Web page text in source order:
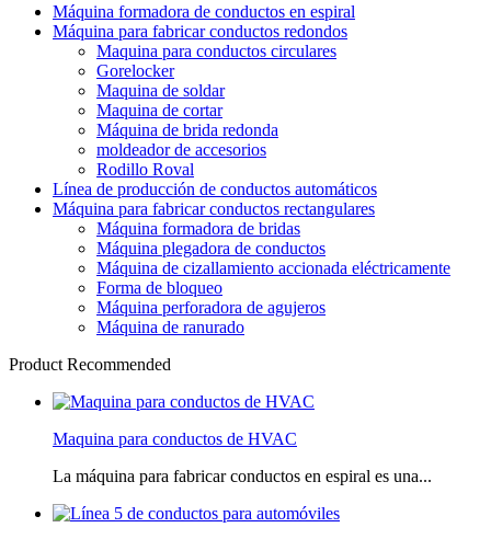
Máquina formadora de conductos en espiral
Máquina para fabricar conductos redondos
Maquina para conductos circulares
Gorelocker
Maquina de soldar
Maquina de cortar
Máquina de brida redonda
moldeador de accesorios
Rodillo Roval
Línea de producción de conductos automáticos
Máquina para fabricar conductos rectangulares
Máquina formadora de bridas
Máquina plegadora de conductos
Máquina de cizallamiento accionada eléctricamente
Forma de bloqueo
Máquina perforadora de agujeros
Máquina de ranurado
Product Recommended
Maquina para conductos de HVAC
La máquina para fabricar conductos en espiral es una...